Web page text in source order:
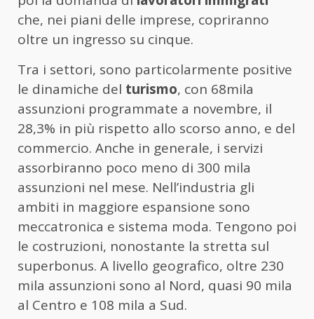
che, nei piani delle imprese, copriranno
oltre un ingresso su cinque.
Tra i settori, sono particolarmente positive
le dinamiche del turismo, con 68mila
assunzioni programmate a novembre, il
28,3% in più rispetto allo scorso anno, e del
commercio. Anche in generale, i servizi
assorbiranno poco meno di 300 mila
assunzioni nel mese. Nell’industria gli
ambiti in maggiore espansione sono
meccatronica e sistema moda. Tengono poi
le costruzioni, nonostante la stretta sul
superbonus. A livello geografico, oltre 230
mila assunzioni sono al Nord, quasi 90 mila
al Centro e 108 mila a Sud.